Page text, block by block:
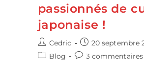
passionnés de
japonaise !
Auteur/autrice
de
Cedric
Publication
publiée :
20 septembre
PostBlog
Commentaires
3 commentaires